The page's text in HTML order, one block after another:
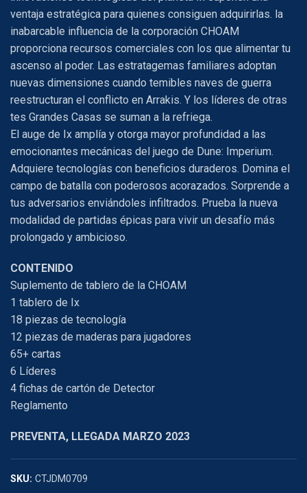
ventaja estratégica para quienes consiguen adquirirlas. la
inabarcable influencia de la corporación CHOAM
proporciona recursos comerciales con los que alimentar tu
ascenso al poder. Las estratagemas familiares adoptan
nuevas dimensiones cuando temibles naves de guerra
reestructuran el conflicto en Arrakis. Y los líderes de otras
tes Grandes Casas se suman a la refriega.
El auge de Ix amplía y otorga mayor profundidad a las
emocionantes mecánicas del juego de Dune: Imperium.
Adquiere tecnologías con beneficios duraderos. Domina el
campo de batalla con poderosos acorazados. Sorprende a
tus adversarios enviándoles infiltrados. Prueba la nueva
modalidad de partidas épicas para vivir un desafío más
prolongado y ambicioso.
CONTENIDO
Suplemento de tablero de la CHOAM
1 tablero de Ix
18 piezas de tecnología
12 piezas de maderas para jugadores
65+ cartas
6 Líderes
4 fichas de cartón de Detector
Reglamento
PREVENTA, LLEGADA MARZO 2023
SKU: CTJDM0709